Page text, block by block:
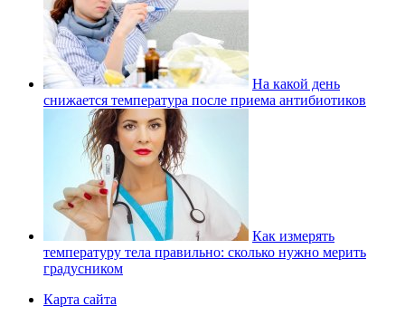
На какой день
снижается температура после приема антибиотиков
Как измерять
температуру тела правильно: сколько нужно мерить
градусником
Карта сайта